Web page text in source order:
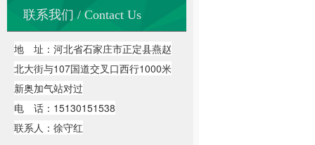
联系我们 / Contact Us
地 址：河北省石家庄市正定县燕赵
北大街与107国道交叉口西行1000米
新奥加气站对过
电 话：15130151538
联系人：徐守红